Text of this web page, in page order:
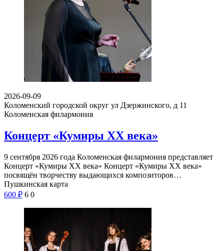
2026-09-09
Коломенский городской округ ул Дзержинского, д 11
Коломенская филармония
Концерт «Кумиры XX века»
9 сентября 2026 года Коломенская филармония представляет
Концерт «Кумиры XX века» Концерт «Кумиры XX века»
посвящён творчеству выдающихся композиторов…
Пушкинская карта
600 ₽ 6 0